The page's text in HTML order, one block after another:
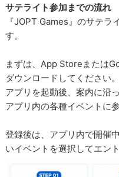
サテライト参加までの流れ
『JOPT Games』のサテラ
す。
まずは、App Storeまたは
ダウンロードしてください。
アプリを起動後、案内に沿
アプリ内の各種イベントに
登録後は、アプリ内で開催
いイベントを選択してエン